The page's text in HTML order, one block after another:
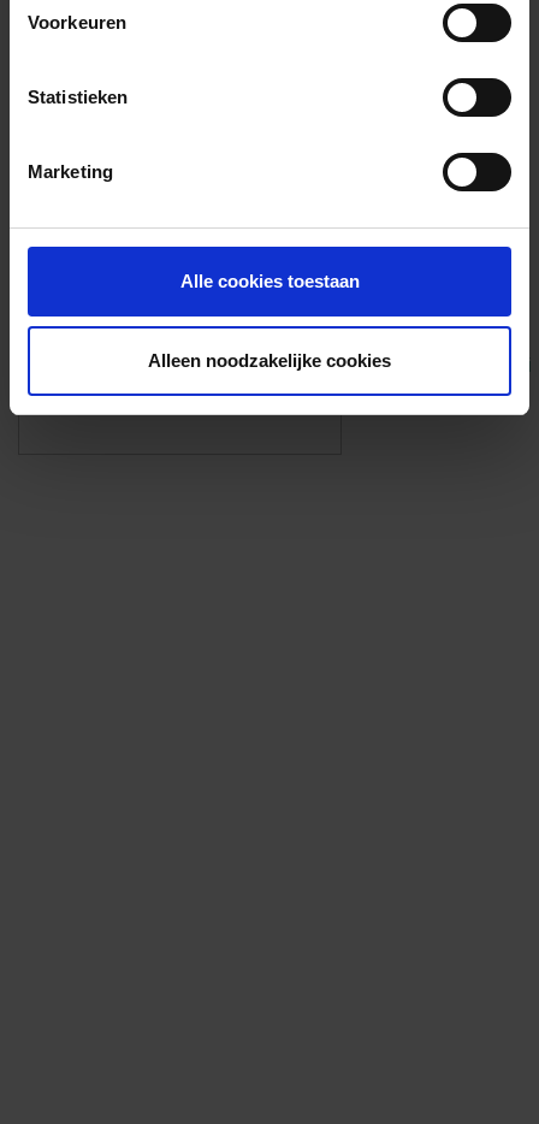
Voorkeuren
Statistieken
Marketing
Alle cookies toestaan
Alleen noodzakelijke cookies
Foto’s ({{photos.length}})
Eigen foto’s